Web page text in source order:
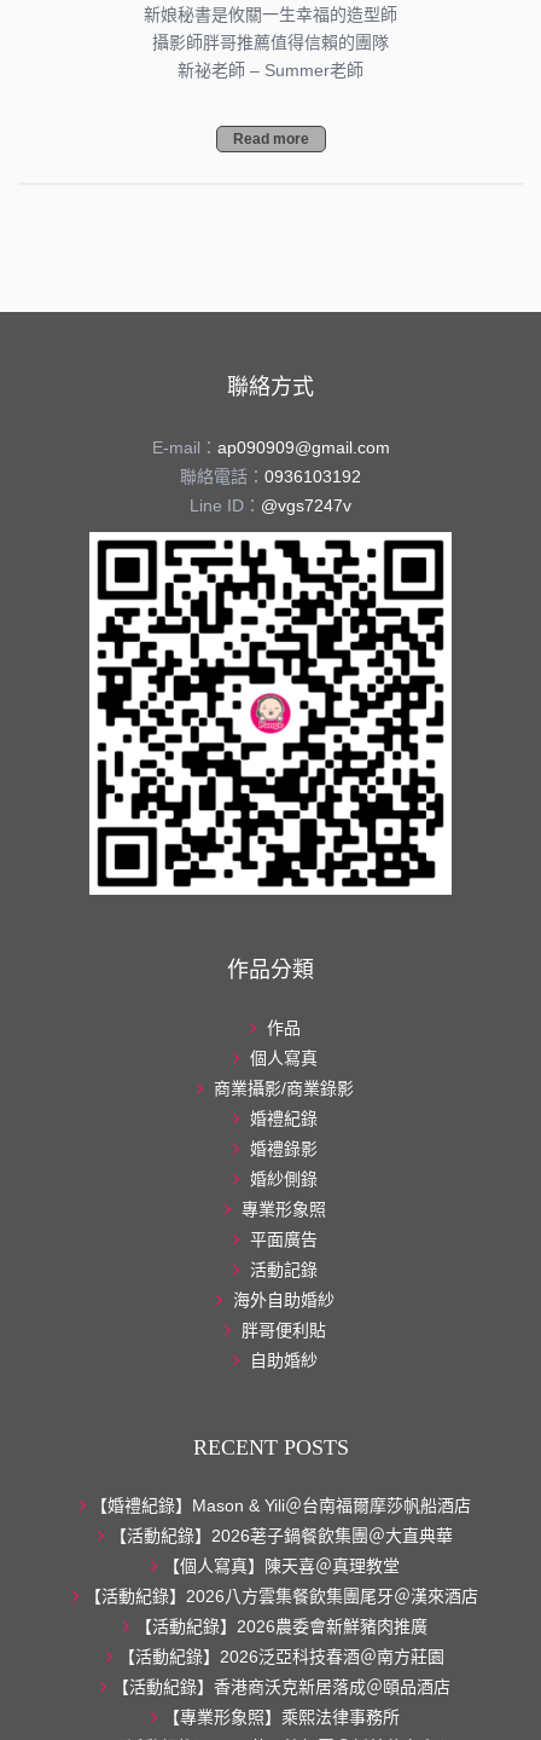
新娘秘書是攸關一生幸福的造型師
攝影師胖哥推薦值得信賴的團隊
新祕老師 – Summer老師
Read more
聯絡方式
E-mail： ap090909@gmail.com
聯絡電話： 0936103192
Line ID： @vgs7247v
作品分類
作品
個人寫真
商業攝影/商業錄影
婚禮紀錄
婚禮錄影
婚紗側錄
專業形象照
平面廣告
活動記錄
海外自助婚紗
胖哥便利貼
自助婚紗
RECENT POSTS
【婚禮紀錄】Mason & Yili＠台南福爾摩莎帆船酒店
【活動紀錄】2026荖子鍋餐飲集團＠大直典華
【個人寫真】陳天喜＠真理教堂
【活動紀錄】2026八方雲集餐飲集團尾牙＠漢來酒店
【活動紀錄】2026農委會新鮮豬肉推廣
【活動紀錄】2026泛亞科技春酒＠南方莊園
【活動紀錄】香港商沃克新居落成＠頤品酒店
【專業形象照】乘熙法律事務所